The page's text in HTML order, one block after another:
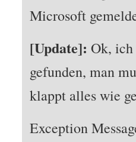
Microsoft
[Update]: Ok, ich
gefunden, man
klappt alles wie
Exception